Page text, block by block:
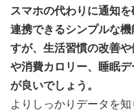
スマホの代わりに通知
連携できるシンプルな
すが、生活習慣の改善
や消費カロリー、睡眠
が良いでしょう。
よりしっかりデータを